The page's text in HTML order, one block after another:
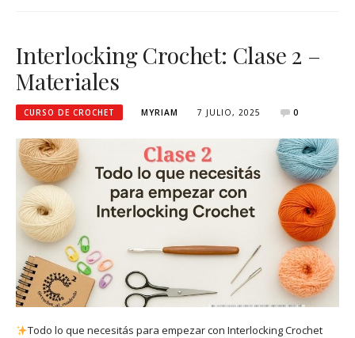
Interlocking Crochet: Clase 2 –
Materiales
CURSO DE CROCHET MYRIAM 7 JULIO, 2025 0
Todo lo que necesitás para empezar con Interlocking Crochet